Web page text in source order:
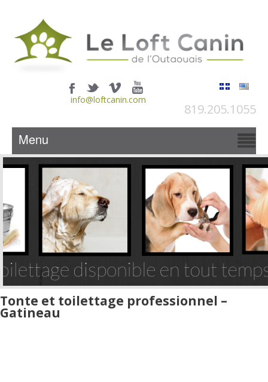
info@loftcanin.com
819.205.1055
Tonte et toilettage professionnel –
Gatineau